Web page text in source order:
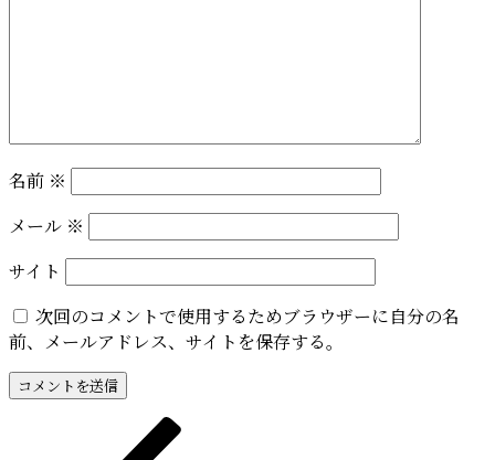
名前 ※
メール ※
サイト
次回のコメントで使用するためブラウザーに自分の名
前、メールアドレス、サイトを保存する。